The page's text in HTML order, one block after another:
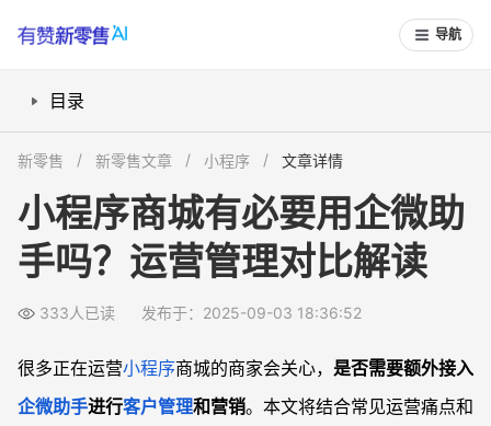
导航
目录
小程序和企微助手两者可否同时使用？
什么类型的门店或行业适合接入企微助手？
新零售 新零售文章 小程序 文章详情
小程序商城有必要用企微助
手吗？运营管理对比解读
333人已读 发布于：2025-09-03 18:36:52
很多正在运营小程序商城的商家会关心， 是否需要额外接入
企微助手进行客户管理和营销。本文将结合常见运营痛点和